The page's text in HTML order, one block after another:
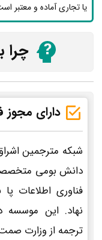
یا تجاری آماده و معتبر
چرا
دارای
شبکه مترجمین
دانش بومی
فناوری اطلاعات
نهاد. این موسسه
ترجمه از وزارت